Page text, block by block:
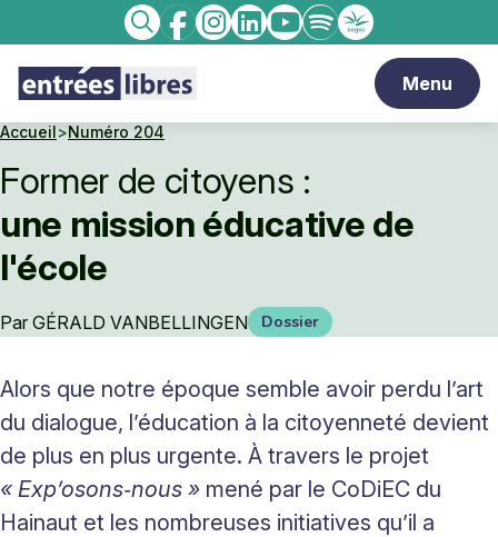
Menu
Recherche
Facebook
Instagram
linkedinYoutube
SpotifyEnseignement
catholique
Accueil>Numéro 204
Former de citoyens :
une mission éducative de
l'école
Par GÉRALD VANBELLINGEN Dossier
Alors que notre époque semble avoir perdu l’art
du dialogue, l’éducation à la citoyenneté devient
de plus en plus urgente. À travers le projet
« Exp’osons‑nous » mené par le CoDiEC du
Hainaut et les nombreuses initiatives qu’il a